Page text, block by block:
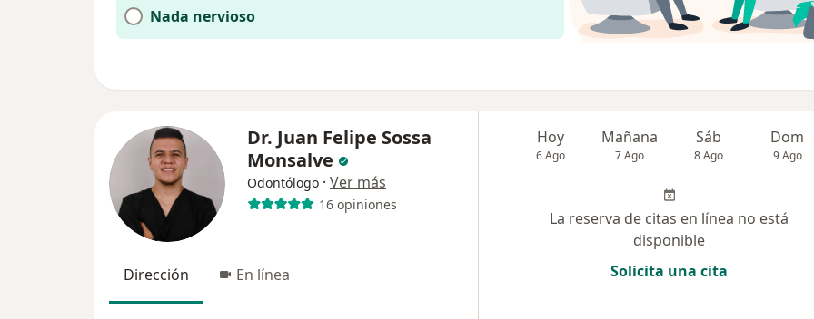
Nada nervioso
Dr. Juan Felipe Sossa
Monsalve
Odontólogo · Ver más
16 opiniones
Dirección En línea
Hoy
6 Ago
Mañana
7 Ago
Sáb
8 Ago
Dom
9 Ago
La reserva de citas en línea no está
disponible
Solicita una cita